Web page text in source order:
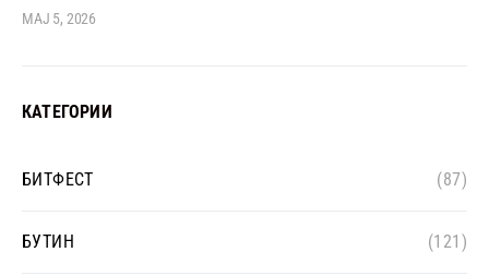
МАЈ 5, 2026
КАТЕГОРИИ
БИТФЕСТ (87)
БУТИН (121)